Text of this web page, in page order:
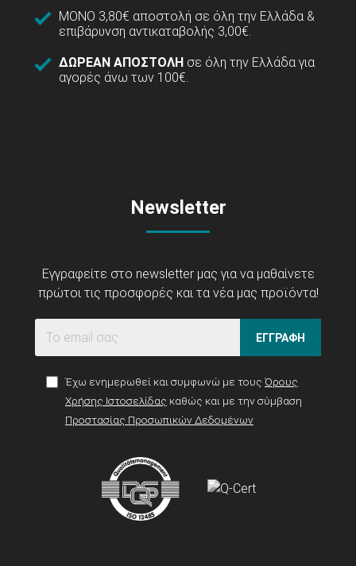
ΜΟΝΟ 3,80€ αποστολή σε όλη την Ελλάδα &
επιβάρυνση αντικαταβολής 3,00€.
ΔΩΡΕΑΝ ΑΠΟΣΤΟΛΗ σε όλη την Ελλάδα για
αγορές άνω των 100€.
Newsletter
Εγγραφείτε στο newsletter μας για να μαθαίνετε
πρώτοι τις προσφορές και τα νέα μας προϊόντα!
ΕΓΓΡΑΦΗ
Έχω ενημερωθεί και συμφωνώ με τους Όρους
Χρήσης Ιστοσελίδας καθώς και με την σύμβαση
Προστασίας Προσωπικών Δεδομένων